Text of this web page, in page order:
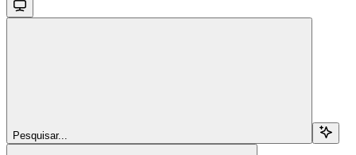
Pesquisar...